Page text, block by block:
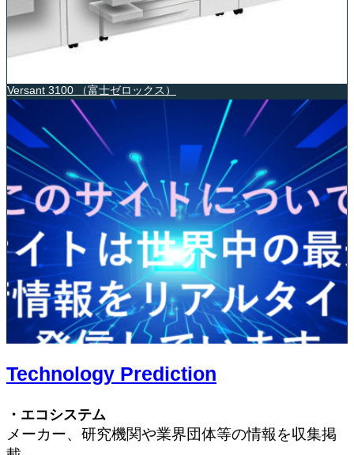
Versant 3100 （富士ゼロックス）
Technology Prediction サイトのご紹介
Technology Prediction
・エコシステム
メーカー、研究機関や業界団体等の情報を収集掲